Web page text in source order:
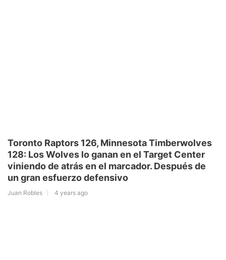
Toronto Raptors 126, Minnesota Timberwolves
128: Los Wolves lo ganan en el Target Center
viniendo de atrás en el marcador. Después de
un gran esfuerzo defensivo
Juan Robles 4 years ago